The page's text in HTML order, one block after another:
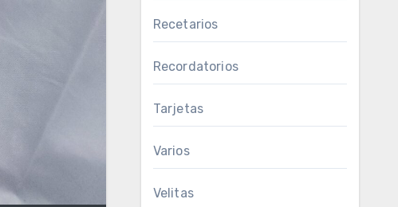
Recetarios
Recordatorios
Tarjetas
Varios
Velitas